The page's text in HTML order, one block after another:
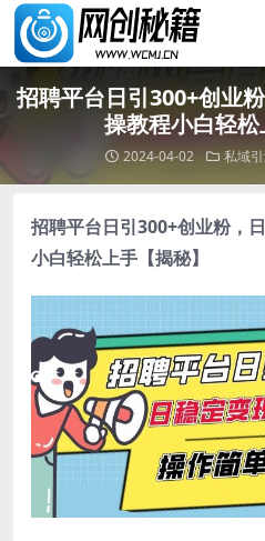
招聘平台日引300+创业
操教程小白轻松
2024-04-02 私域
招聘平台日引300+创业粉，
小白轻松上手【揭秘】